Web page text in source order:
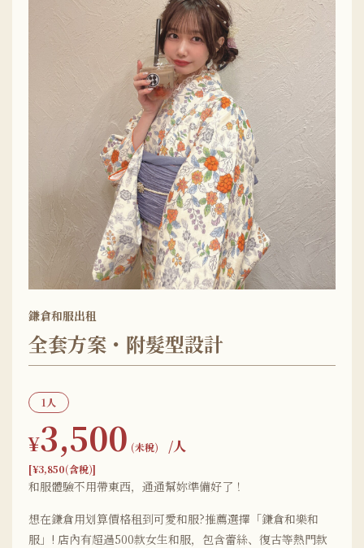
鎌倉和服出租
全套方案・附髮型設計
1人
¥3,500 (未稅) /人
[¥3,850(含稅)]
和服體驗不用帶東西，通通幫妳準備好了！
想在鎌倉用划算價格租到可愛和服?推薦選擇「鎌倉和樂和
服」! 店內有超過500款女生和服，包含蕾絲、復古等熱門款